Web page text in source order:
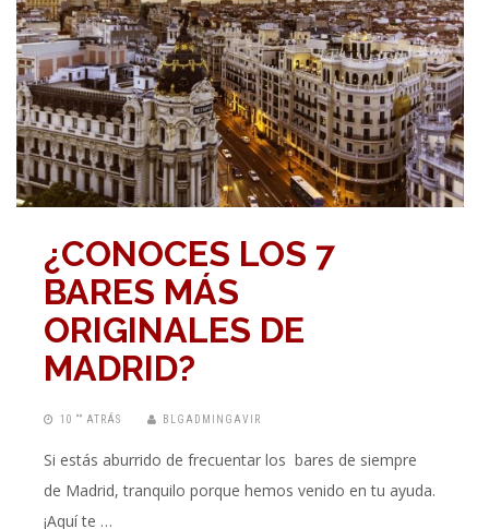
¿CONOCES LOS 7
BARES MÁS
ORIGINALES DE
MADRID?
10 “” ATRÁS BLGADMINGAVIR
Si estás aburrido de frecuentar los bares de siempre
de Madrid, tranquilo porque hemos venido en tu ayuda.
¡Aquí te …